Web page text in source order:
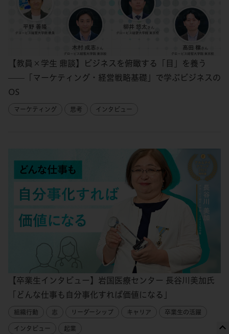
【教員×学生 鼎談】ビジネスを俯瞰する「目」を養う
——「マーケティング・経営戦略基礎」で学ぶビジネスの
OS
マーケティング 思考 インタビュー
【卒業生インタビュー】岩国医療センター 長谷川美加氏
「どんな仕事も自分事化すれば価値になる」
組織行動 志 リーダーシップ キャリア 卒業生の活躍
インタビュー 起業